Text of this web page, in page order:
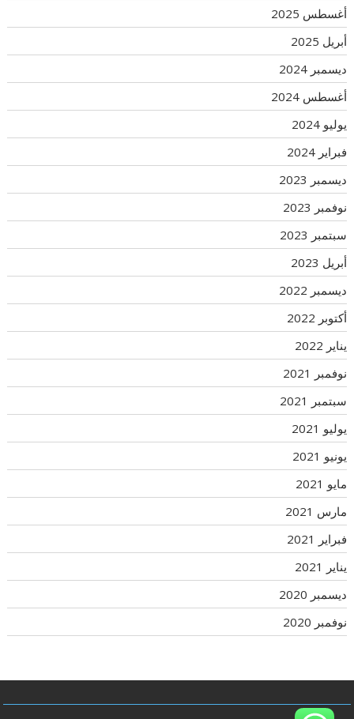
أغسطس 2025
أبريل 2025
ديسمبر 2024
أغسطس 2024
يوليو 2024
فبراير 2024
ديسمبر 2023
نوفمبر 2023
سبتمبر 2023
أبريل 2023
ديسمبر 2022
أكتوبر 2022
يناير 2022
نوفمبر 2021
سبتمبر 2021
يوليو 2021
يونيو 2021
مايو 2021
مارس 2021
فبراير 2021
يناير 2021
ديسمبر 2020
نوفمبر 2020